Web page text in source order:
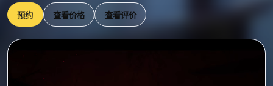
预约 查看价格 查看评价